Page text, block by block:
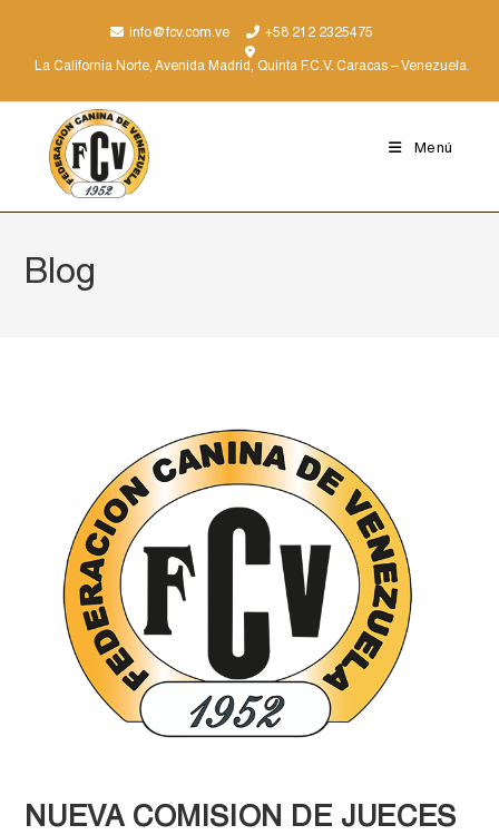
info@fcv.com.ve +58 212 2325475
La California Norte, Avenida Madrid, Quinta F.C.V. Caracas – Venezuela.
Menú
Blog
NUEVA COMISION DE JUECES